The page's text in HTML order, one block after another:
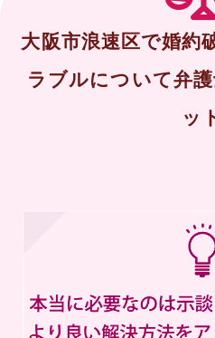
大阪市浪速区で婚約
ラブルについて弁
ッ